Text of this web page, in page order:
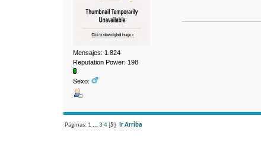
Mensajes: 1.824
Reputation Power: 198
Sexo:
Páginas: 1 ...3 4 [5]
Ir Arriba